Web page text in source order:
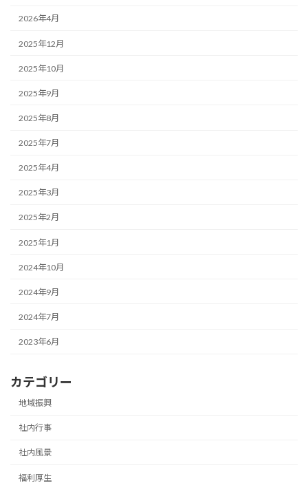
2026年4月
2025年12月
2025年10月
2025年9月
2025年8月
2025年7月
2025年4月
2025年3月
2025年2月
2025年1月
2024年10月
2024年9月
2024年7月
2023年6月
カテゴリー
地域振興
社内行事
社内風景
福利厚生